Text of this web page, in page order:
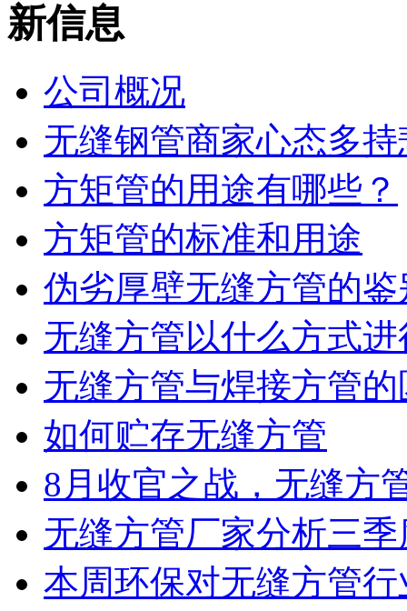
新信息
公司概况
无缝钢管商家心态多持
方矩管的用途有哪些？
方矩管的标准和用途
伪劣厚壁无缝方管的
无缝方管以什么方式
无缝方管与焊接方管的
如何贮存无缝方管
8月收官之战，无缝方
无缝方管厂家分析三
本周环保对无缝方管